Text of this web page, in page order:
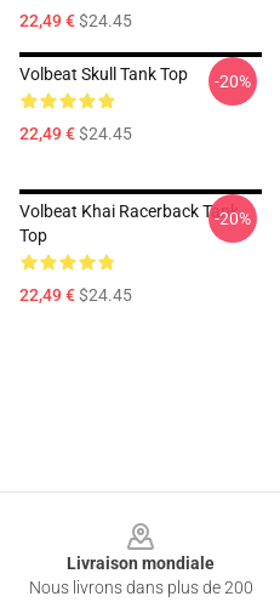
22,49 €$24.45
Volbeat Skull Tank Top
22,49 €$24.45
-20%
Volbeat Khai Racerback Tank
Top
22,49 €$24.45
-20%
Livraison mondiale
Nous livrons dans plus de 200